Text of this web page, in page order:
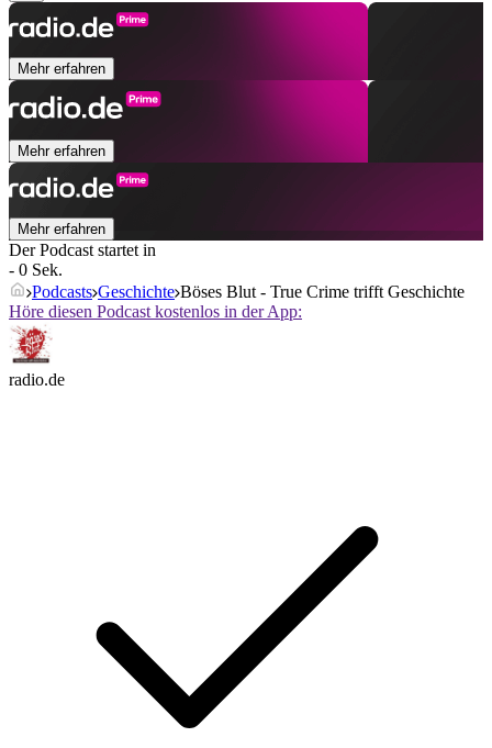
Mehr erfahren
Mehr erfahren
Mehr erfahren
Der Podcast startet in
- 0 Sek.
Podcasts Geschichte Böses Blut - True Crime trifft Geschichte
Höre diesen Podcast kostenlos in der App:
radio.de